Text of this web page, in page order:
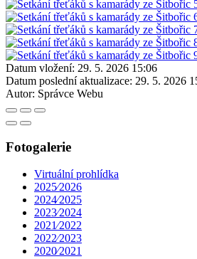
Datum vložení: 29. 5. 2026 15:06
Datum poslední aktualizace: 29. 5. 2026
Autor: Správce Webu
Fotogalerie
Virtuální prohlídka
2025⁄2026
2024⁄2025
2023⁄2024
2021⁄2022
2022⁄2023
2020⁄2021